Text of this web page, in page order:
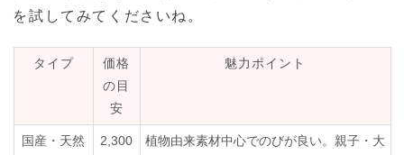
を試してみてくださいね。
タイプ
価格
の目
安
魅力ポイント
国産・天然
2,300
植物由来素材中心でのびが良い。親子・大